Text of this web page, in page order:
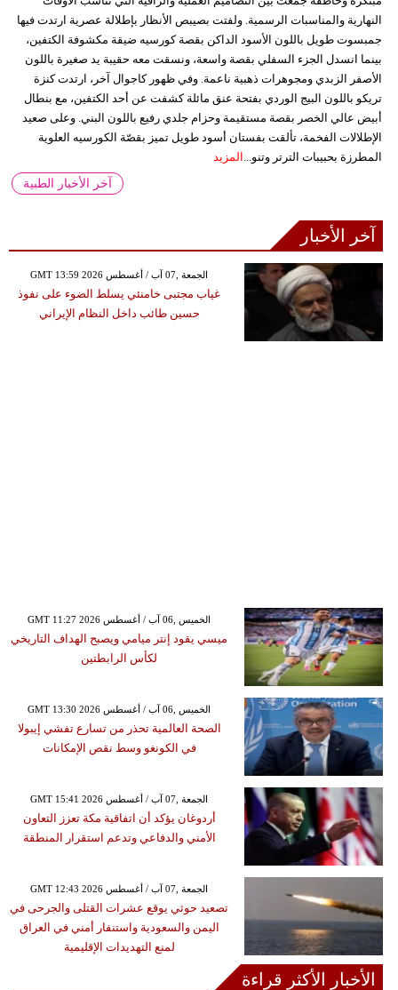
النهارية والمناسبات الرسمية. ولفتت بصيبص الأنظار بإطلالة عصرية ارتدت فيها
جمبسوت طويل باللون الأسود الداكن بقصة كورسيه ضيقة مكشوفة الكتفين،
بينما انسدل الجزء السفلي بقصة واسعة، ونسقت معه حقيبة يد صغيرة باللون
الأصفر الزبدي ومجوهرات ذهبية ناعمة. وفي ظهور كاجوال آخر، ارتدت كنزة
تريكو باللون البيج الوردي بفتحة عنق مائلة كشفت عن أحد الكتفين، مع بنطال
أبيض عالي الخصر بقصة مستقيمة وحزام جلدي رفيع باللون البني. وعلى صعيد
الإطلالات الفخمة، تألقت بفستان أسود طويل تميز بقصّة الكورسيه العلوية
المطرزة بحبيبات الترتر وتنو...
المزيد
آخر الأخبار الطبية
آخر الأخبار
GMT 13:59 2026 الجمعة ,07 آب / أغسطس
غياب مجتبى خامنئي يسلط الضوء على نفوذ
حسين طائب داخل النظام الإيراني
GMT 11:27 2026 الخميس ,06 آب / أغسطس
ميسي يقود إنتر ميامي ويصبح الهداف التاريخي
لكأس الرابطتين
GMT 13:30 2026 الخميس ,06 آب / أغسطس
الصحة العالمية تحذر من تسارع تفشي إيبولا
في الكونغو وسط نقص الإمكانات
GMT 15:41 2026 الجمعة ,07 آب / أغسطس
أردوغان يؤكد أن اتفاقية مكة تعزز التعاون
الأمني والدفاعي وتدعم استقرار المنطقة
GMT 12:43 2026 الجمعة ,07 آب / أغسطس
تصعيد حوثي يوقع عشرات القتلى والجرحى في
اليمن والسعودية واستنفار أمني في العراق
لمنع التهديدات الإقليمية
الأخبار الأكثر قراءة